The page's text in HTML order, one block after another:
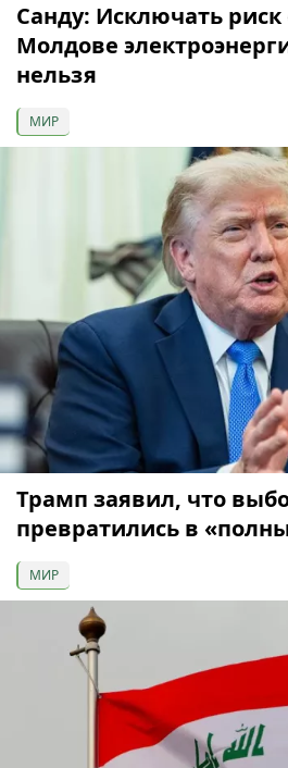
Санду: Исключать
Молдове
нельзя
МИР
Трамп заявил, что
превратились в
МИР